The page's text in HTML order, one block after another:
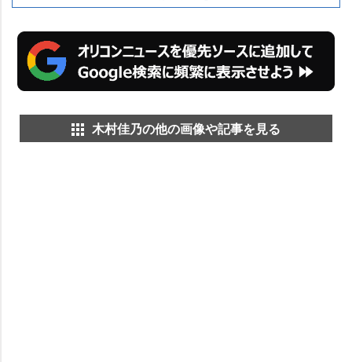
木村佳乃の他の画像や記事を見る